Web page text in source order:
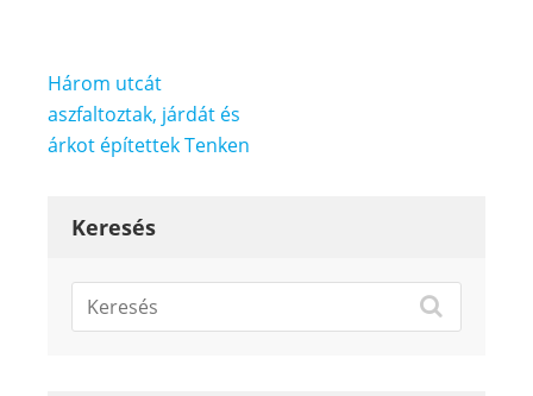
Bejegyzés
navigáció
Három utcát
aszfaltoztak, járdát és
árkot építettek Tenken
Keresés